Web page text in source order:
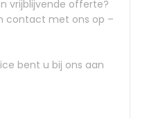
vrijblijvende offerte?
contact met ons op –
bent u bij ons aan